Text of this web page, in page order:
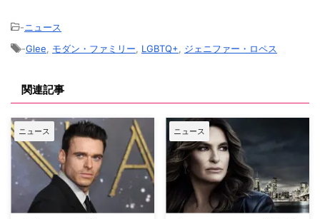
-ニュース
-Glee モダン・ファミリー LGBTQ+ ジェニファー・ロペス
関連記事
ニュース ニュース